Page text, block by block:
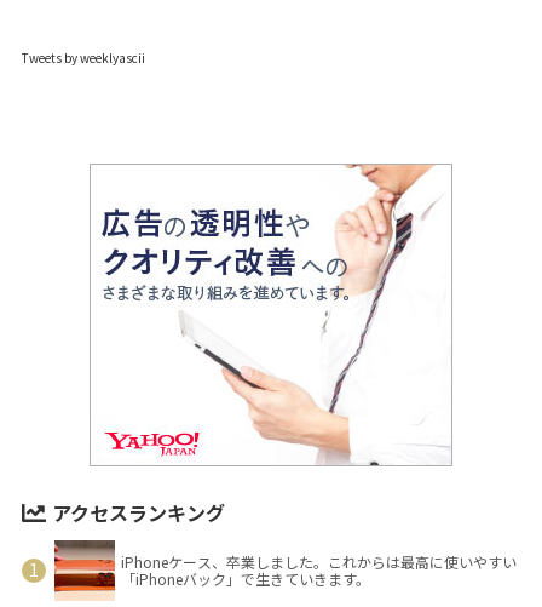
Tweets by weeklyascii
アクセスランキング
iPhoneケース、卒業しました。これからは最高に使いやすい
「iPhoneバック」で生きていきます。